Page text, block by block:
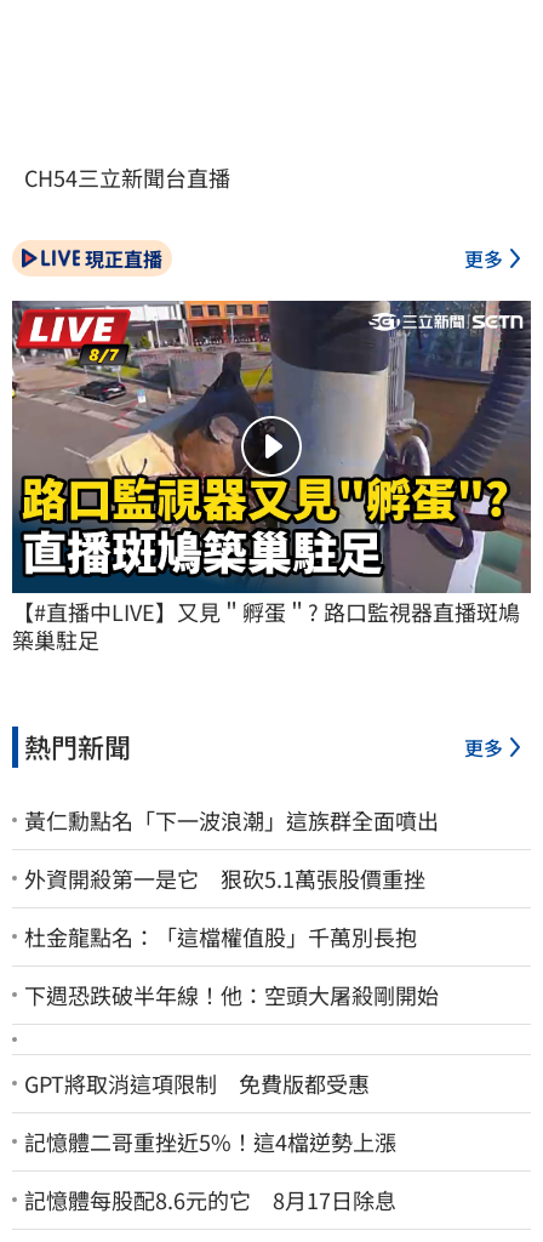
CH54三立新聞台直播
現正直播 更多
【#直播中LIVE】又見＂孵蛋＂? 路口監視器直播斑鳩
築巢駐足
熱門新聞 更多
黃仁勳點名「下一波浪潮」這族群全面噴出
外資開殺第一是它 狠砍5.1萬張股價重挫
杜金龍點名：「這檔權值股」千萬別長抱
下週恐跌破半年線！他：空頭大屠殺剛開始
GPT將取消這項限制 免費版都受惠
記憶體二哥重挫近5%！這4檔逆勢上漲
記憶體每股配8.6元的它 8月17日除息